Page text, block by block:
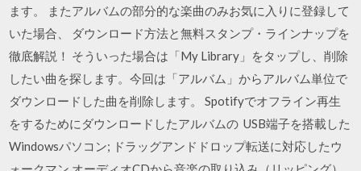
ます。 またアルバムの部分的な楽曲のみお気に入りに登録して
いた場合、 ダウンロード方法と無料スタンプ・ラインナップを
徹底解説！ そういった場合は「My Library」をタップし、削除
したい曲を探します。今回は「アルバム」からアルバム単位で
ダウンロードした曲を削除します。 Spotifyでオフライン再生
をするためにダウンロードしたアルバムの USB端子を搭載した
Windowsパソコン; ドラッグアンドドロップ転送に対応したウ